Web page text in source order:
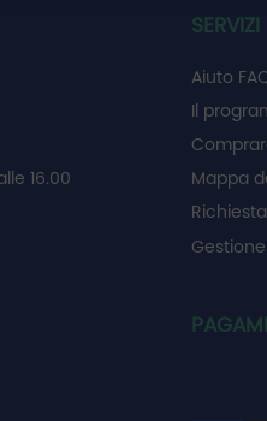
16.00
SERVIZI
Aiuto
Il
Mappa